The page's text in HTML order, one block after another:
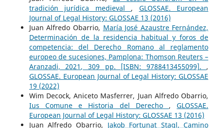
tradición jurídica medieval , GLOSSAE. European
Journal of Legal History: GLOSSAE 13 (2016)
Juan Alfredo Obarrio, María José Azaustre Fernández,
Determinación de la residencia habitual y foros de
competencia: del Derecho Romano al reglamento
europeo de sucesiones, Pamplona: Thomson Reuters –
Aranzadi, 2021, 309 pp. [ISBN: 9788413455099]. ,
GLOSSAE. European Journal of Legal History: GLOSSAE
19 (2022)
Wim Decock, Aniceto Masferrer, Juan Alfredo Obarrio,
Ius Comune e Historia del Derecho ,GLOSSAE.
European Journal of Legal History: GLOSSAE 13 (2016)
Juan Alfredo Obarrio, Jakob Fortunat Stagl, Camino